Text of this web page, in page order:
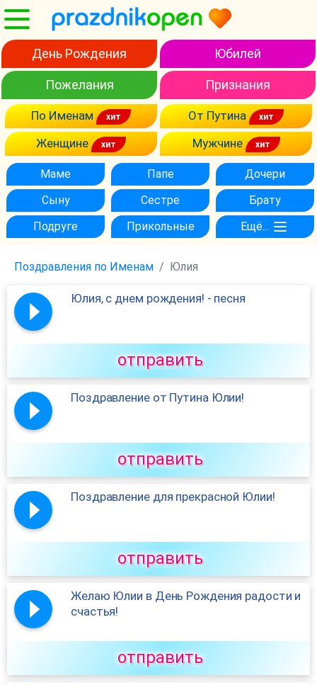
День Рождения Юбилей
Пожелания Признания
По Именам
От Путина
Женщине
Мужчине
Маме Папе
Дочери
Сыну
Сестре
Брату
Подруге
Прикольные Ещё...
Поздравления по Именам Юлия
Юлия, с днем рождения! - песня
отправить
Поздравление от Путина Юлии!
отправить
Поздравление для прекрасной Юлии!
отправить
Желаю Юлии в День Рождения радости и
счастья!
отправить